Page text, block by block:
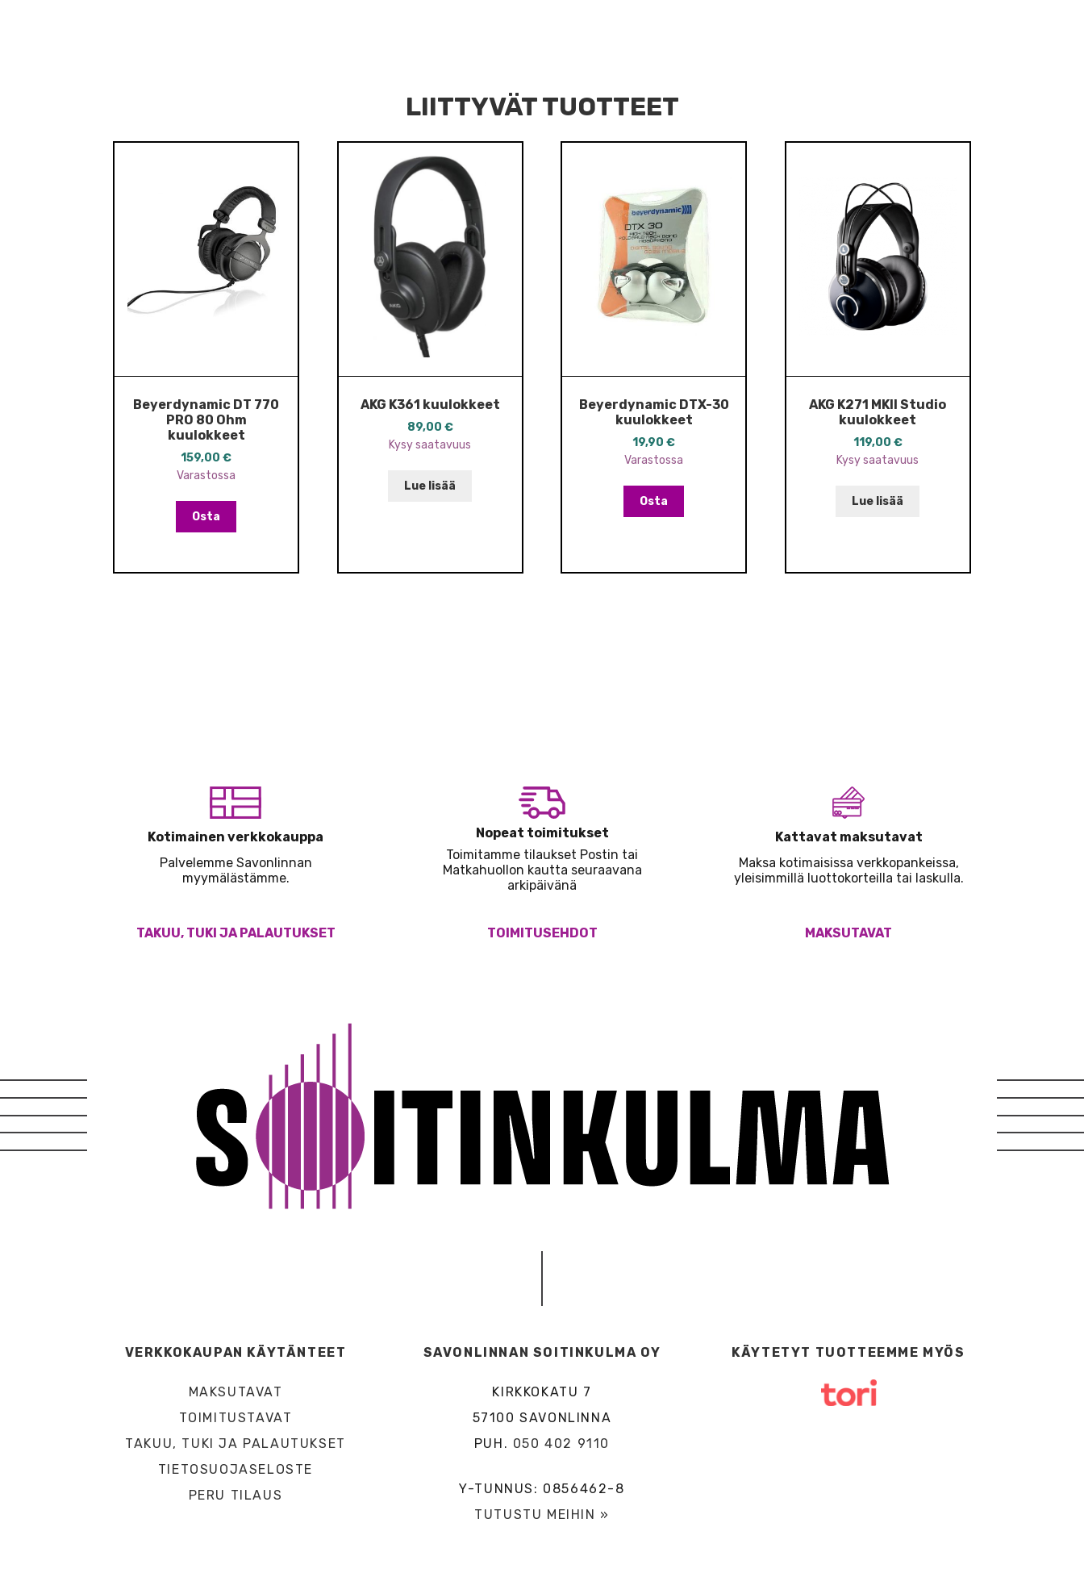
LIITTYVÄT TUOTTEET
Beyerdynamic DT 770
PRO 80 Ohm
kuulokkeet
159,00€
Varastossa
Osta
AKG K361 kuulokkeet
89,00 €
Kysy saatavuus
Lue lisää
Beyerdynamic DTX-30
kuulokkeet
19,90€
Varastossa
Osta
AKG K271 MKII Studio
kuulokkeet
119,00 €
Kysy saatavuus
Lue lisää
Kotimainen verkkokauppa
Palvelemme Savonlinnan
myymälästämme.
TAKUU, TUKI JA PALAUTUKSET
Nopeat toimitukset
Toimitamme tilaukset Postin tai
Matkahuollon kautta seuraavana
arkipäivänä
TOIMITUSEHDOT
Kattavat maksutavat
Maksa kotimaisissa verkkopankeissa,
yleisimmillä luottokorteilla tai laskulla.
MAKSUTAVAT
VERKKOKAUPAN KÄYTÄNTEET
MAKSUTAVAT
TOIMITUSTAVAT
TAKUU, TUKI JA PALAUTUKSET
TIETOSUOJASELOSTE
PERU TILAUS
SAVONLINNAN SOITINKULMA OY
KIRKKOKATU 7
57100 SAVONLINNA
PUH. 050 402 9110
Y-TUNNUS: 0856462-8
TUTUSTU MEIHIN »
KÄYTETYT TUOTTEEMME MYÖS